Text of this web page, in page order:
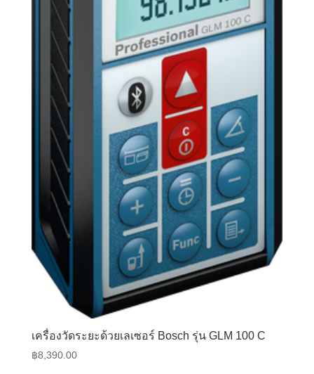
เครื่องวัดระยะด้วยเลเซอร์ Bosch รุ่น GLM 100 C
฿8,390.00